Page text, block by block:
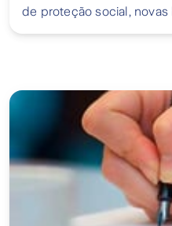
de proteção social,